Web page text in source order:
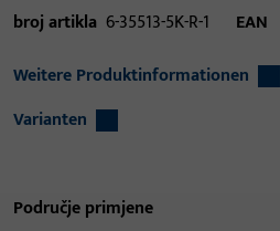
broj artikla 6-35513-5K-R-1 EAN
Weitere Produktinformationen
Varianten
Područje primjene